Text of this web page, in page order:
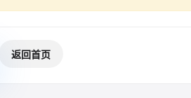
返回首页